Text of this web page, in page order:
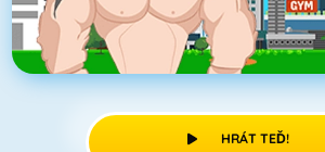
HRÁT TEĎ!